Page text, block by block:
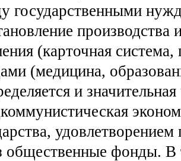
государственными
(карточная
(медицина,
и
общественные фонды. В